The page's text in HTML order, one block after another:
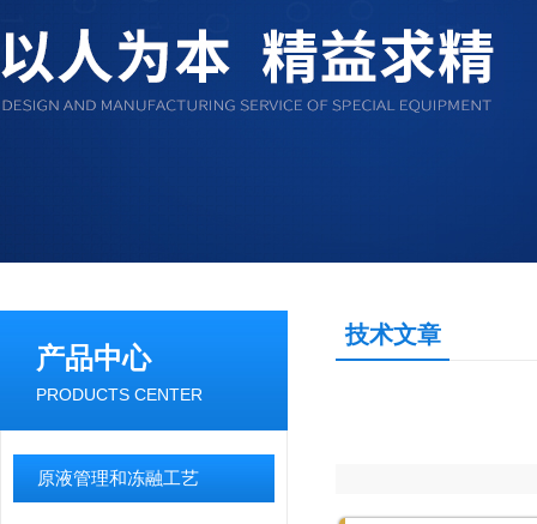
产品中心
PRODUCTS CENTER
原液管理和冻融工艺
技术文章